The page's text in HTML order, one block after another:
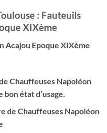
: Fauteuils
XIXème
Acajou Epoque XIXème
Chauffeuses Napoléon
état d’usage.
de Chauffeuses Napoléon